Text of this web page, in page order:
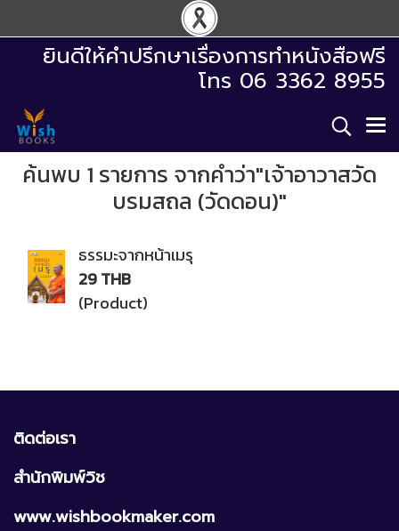
ยินดีให้คำปรึกษาเรื่องการทำหนังสือฟรี
โทร 06 3362 8955
ค้นพบ 1 รายการ จากคำว่า"เจ้าอาวาสวัด
บรมสถล (วัดดอน)"
ธรรมะจากหน้าเมรุ
29 THB
(Product)
ติดต่อเรา
สำนักพิมพ์วิช
www.wishbookmaker.com